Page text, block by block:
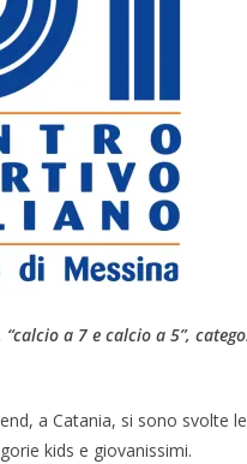
“calcio a 7 e calcio a 5”,
a Catania, si sono svolte
kids e giovanissimi.